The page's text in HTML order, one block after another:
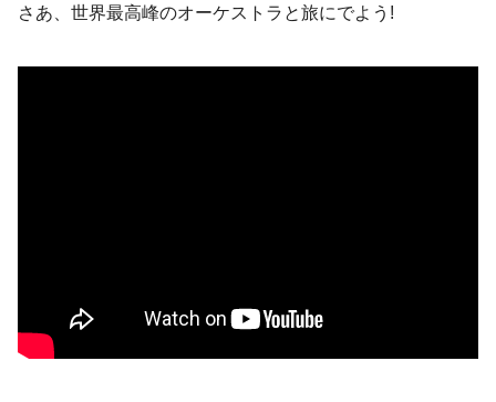
さあ、世界最高峰のオーケストラと旅にでよう!